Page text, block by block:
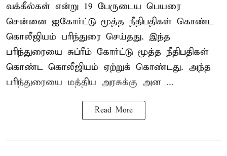
வக்கீல்கள் என்று 19 பேருடைய பெயரை
சென்னை ஐகோர்ட்டு மூத்த நீதிபதிகள் கொண்ட
கொலீஜியம் பரிந்துரை செய்தது. இந்த
பரிந்துரையை சுப்ரீம் கோர்ட்டு மூத்த நீதிபதிகள்
கொண்ட கொலீஜியம் ஏற்றுக் கொண்டது. அந்த
பரிந்துரையை மத்திய அரசுக்கு அன ...
Read More